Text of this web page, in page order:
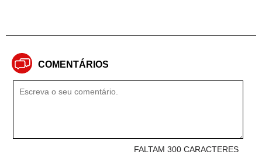
COMENTÁRIOS
FALTAM 300 CARACTERES